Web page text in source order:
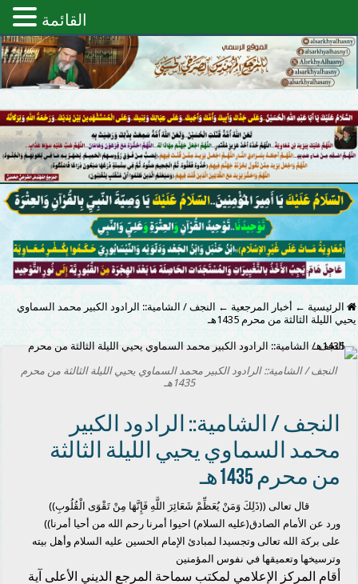
الرئيسية ← أخبار المرجعية ← النجف / الشامية:: الرادود الكبير محمد السماوي
يحيي الليلة الثالثة من محرم 1435هـ
النجف / الشامية:: الرادود الكبير محمد السماوي يحيي الليلة الثالثة من محرم
1435هـ
النجف / الشامية:: الرادود الكبير
محمد السماوي يحيي الليلة الثالثة
من محرم 1435هـ
قال تعالى ((ذَلِكَ وَمَنْ يُعَظِّمْ شَعَائِرَ اللَّهِ فَإِنَّهَا مِنْ تَقْوَى الْقُلُوبِ))
ورد عن الأمام الصادق(عليه السلام) احيوا أمرنا رحم الله من أحيا أمرنا))
على بركة الله تعالى وتجسيدا لمبادئ الإمام الحسين عليه السلام وأهل بيته
وترسيخها وتعميقها في نفوس المؤمنين
أقام المركز الإعلامي لمكتب سماحة المرجع الديني الأعلى آية
القائمة